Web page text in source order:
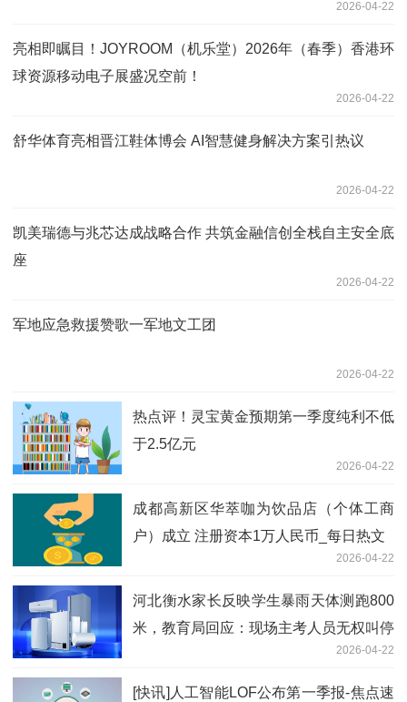
2026-04-22
亮相即瞩目！JOYROOM（机乐堂）2026年（春季）香港环
球资源移动电子展盛况空前！
2026-04-22
舒华体育亮相晋江鞋体博会 AI智慧健身解决方案引热议
2026-04-22
凯美瑞德与兆芯达成战略合作 共筑金融信创全栈自主安全底
座
2026-04-22
军地应急救援赞歌一军地文工团
2026-04-22
热点评！灵宝黄金预期第一季度纯利不低
于2.5亿元
2026-04-22
成都高新区华萃咖为饮品店（个体工商
户）成立 注册资本1万人民币_每日热文
2026-04-22
河北衡水家长反映学生暴雨天体测跑800
米，教育局回应：现场主考人员无权叫停
2026-04-22
[快讯]人工智能LOF公布第一季报-焦点速